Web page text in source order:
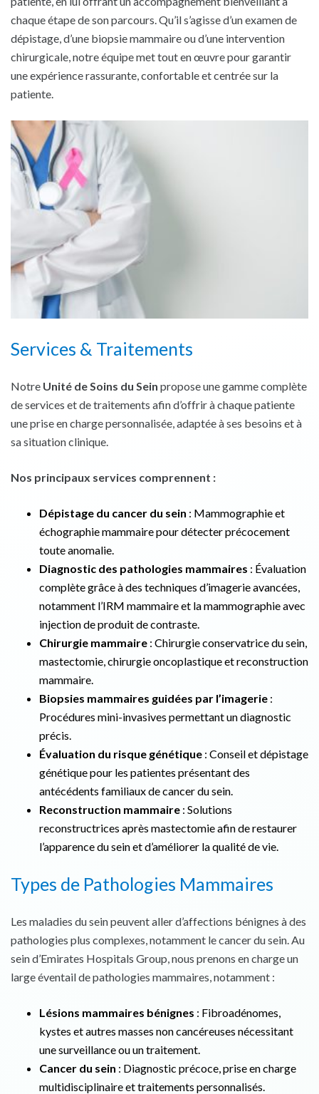
chaque étape de son parcours. Qu’il s’agisse d’un examen de
dépistage, d’une biopsie mammaire ou d’une intervention
chirurgicale, notre équipe met tout en œuvre pour garantir
une expérience rassurante, confortable et centrée sur la
patiente.
Services & Traitements
Notre Unité de Soins du Sein propose une gamme complète
de services et de traitements afin d’offrir à chaque patiente
une prise en charge personnalisée, adaptée à ses besoins et à
sa situation clinique.
Nos principaux services comprennent :
Dépistage du cancer du sein : Mammographie et
échographie mammaire pour détecter précocement
toute anomalie.
Diagnostic des pathologies mammaires : Évaluation
complète grâce à des techniques d’imagerie avancées,
notamment l’IRM mammaire et la mammographie avec
injection de produit de contraste.
Chirurgie mammaire : Chirurgie conservatrice du sein,
mastectomie, chirurgie oncoplastique et reconstruction
mammaire.
Biopsies mammaires guidées par l’imagerie :
Procédures mini-invasives permettant un diagnostic
précis.
Évaluation du risque génétique : Conseil et dépistage
génétique pour les patientes présentant des
antécédents familiaux de cancer du sein.
Reconstruction mammaire : Solutions
reconstructrices après mastectomie afin de restaurer
l’apparence du sein et d’améliorer la qualité de vie.
Types de Pathologies Mammaires
Les maladies du sein peuvent aller d’affections bénignes à des
pathologies plus complexes, notamment le cancer du sein. Au
sein d’Emirates Hospitals Group, nous prenons en charge un
large éventail de pathologies mammaires, notamment :
Lésions mammaires bénignes : Fibroadénomes,
kystes et autres masses non cancéreuses nécessitant
une surveillance ou un traitement.
Cancer du sein : Diagnostic précoce, prise en charge
multidisciplinaire et traitements personnalisés.